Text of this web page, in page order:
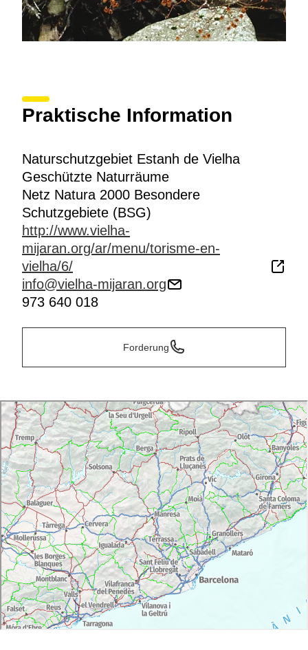
Praktische Information
Naturschutzgebiet Estanh de Vielha
Geschützte Naturräume
Netz Natura 2000 Besondere
Schutzgebiete (BSG)
http://www.vielha-
mijaran.org/ar/menu/torisme-en-
vielha/6/
info@vielha-mijaran.org
973 640 018
Forderung